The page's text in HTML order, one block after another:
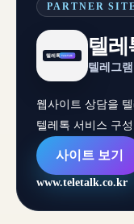
PARTNER
텔
텔레그
웹사이트 상담을
텔레톡 서비스 구
사이트 보기
www.teletalk.co.kr